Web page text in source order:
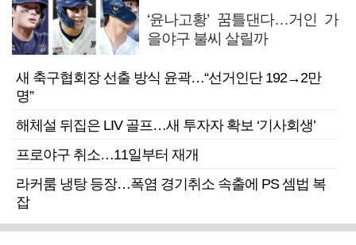
‘윤나고황’ 꿈틀댄다…거인 가
을야구 불씨 살릴까
새 축구협회장 선출 방식 윤곽…“선거인단 192→2만
명”
해체설 뒤집은 LIV 골프…새 투자자 확보 ‘기사회생’
프로야구 취소…11일부터 재개
라커룸 냉탕 등장…폭염 경기취소 속출에 PS 셈법 복
잡